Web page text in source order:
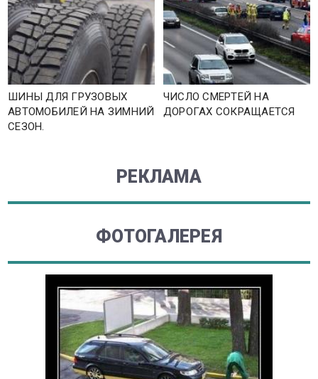
ШИНЫ ДЛЯ ГРУЗОВЫХ
АВТОМОБИЛЕЙ НА ЗИМНИЙ
СЕЗОН.
ЧИСЛО СМЕРТЕЙ НА
ДОРОГАХ СОКРАЩАЕТСЯ
РЕКЛАМА
ФОТОГАЛЕРЕЯ